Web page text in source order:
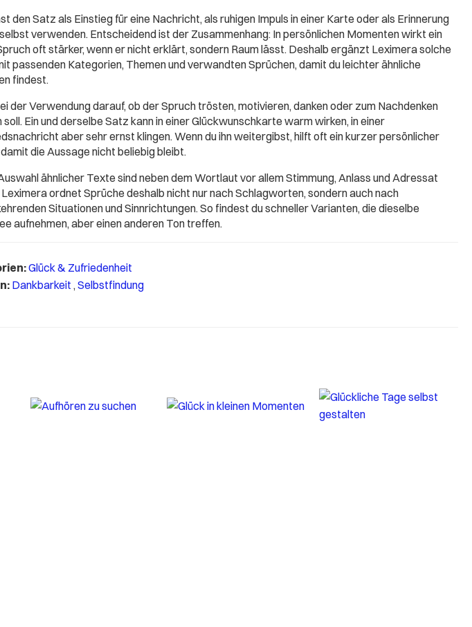
den Satz als Einstieg für eine Nachricht, als ruhigen Impuls in einer Karte oder als Erinnerung
verwenden. Entscheidend ist der Zusammenhang: In persönlichen Momenten wirkt ein
oft stärker, wenn er nicht erklärt, sondern Raum lässt. Deshalb ergänzt Leximera solche
passenden Kategorien, Themen und verwandten Sprüchen, damit du leichter ähnliche
findest.
der Verwendung darauf, ob der Spruch trösten, motivieren, danken oder zum Nachdenken
soll. Ein und derselbe Satz kann in einer Glückwunschkarte warm wirken, in einer
aber sehr ernst klingen. Wenn du ihn weitergibst, hilft oft ein kurzer persönlicher
die Aussage nicht beliebig bleibt.
ähnlicher Texte sind neben dem Wortlaut vor allem Stimmung, Anlass und Adressat
ordnet Sprüche deshalb nicht nur nach Schlagworten, sondern auch nach
Situationen und Sinnrichtungen. So findest du schneller Varianten, die dieselbe
aufnehmen, aber einen anderen Ton treffen.
Glück & Zufriedenheit
Dankbarkeit , Selbstfindung